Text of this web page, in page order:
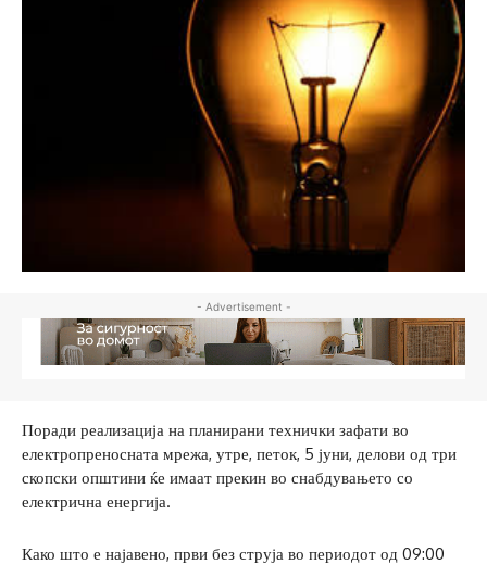
- Advertisement -
Поради реализација на планирани технички зафати во
електропреносната мрежа, утре, петок, 5 јуни, делови од три
скопски општини ќе имаат прекин во снабдувањето со
електрична енергија.
Како што е најавено, први без струја во периодот од 09:00